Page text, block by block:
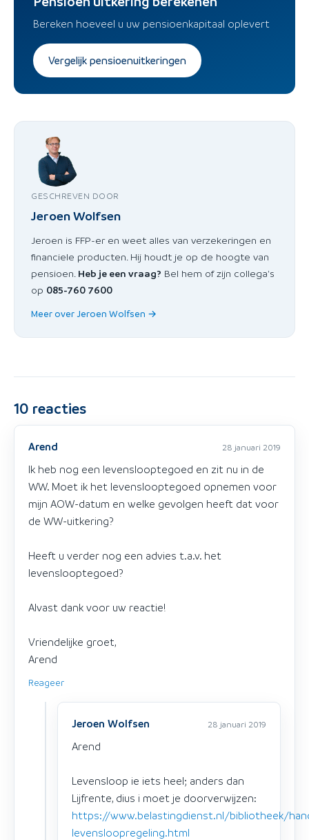
Bereken hoeveel u uw pensioenkapitaal oplevert
Vergelijk pensioenuitkeringen
GESCHREVEN DOOR
Jeroen Wolfsen
Jeroen is FFP-er en weet alles van verzekeringen en
financiele producten. Hij houdt je op de hoogte van
pensioen. Heb je een vraag? Bel hem of zijn collega's
op 085-760 7600
Meer over Jeroen Wolfsen →
10 reacties
Arend 28 januari 2019
Ik heb nog een levenslooptegoed en zit nu in de
WW. Moet ik het levenslooptegoed opnemen voor
mijn AOW-datum en welke gevolgen heeft dat voor
de WW-uitkering?
Heeft u verder nog een advies t.a.v. het
levenslooptegoed?
Alvast dank voor uw reactie!
Vriendelijke groet,
Arend
Reageer
Jeroen Wolfsen 28 januari 2019
Arend
Levensloop ie iets heel; anders dan
Lijfrente, dius i moet je doorverwijzen:
https://www.belastingdienst.nl/bibliotheek/
levensloopregeling.html